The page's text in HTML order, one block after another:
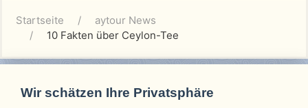
Startseite
aytour News
10 Fakten über Ceylon-Tee
Wir schätzen Ihre Privatsphäre